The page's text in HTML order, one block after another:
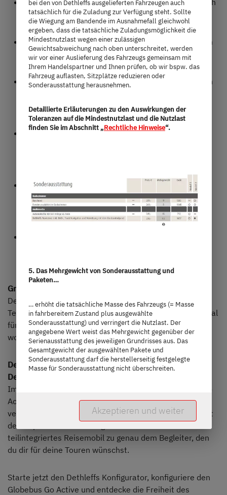
für enge Straßen
Komfortabler Grundriss: zwei Längs-Einzelbetten im
Heck und praktisches Schwenkbad
Active-Ausstattung serienmäßig: u. a. Fahrerhaus in
Serviceklappe zur Heckgarage
Stimmiges Interieur: helles Polsterdesign, indirekte
Gourmet-Küche: große Schubfächer, 2-Flamm-
Kocher, Warmwasser, 131-Liter-
Kompressorkühlschrank
Grundriss:
Der Globebus Go Active ist im Grundriss T 45 Active als
Teilintegrierter mit Längseinzelbetten erhältlich – optimal
für Paare, die kompakt reisen und dennoch großzügig
wohnen möchten.
Dein Weg zum perfekten Globebus Go Active: der
Dethleffs Konfigurator
Im Dethleffs Konfigurator stellst du deinen Globebus Go
Active Schritt für Schritt zusammen. Wähle alle
verfügbaren Optionen – und erhalte eine klare Übersicht
deiner persönlichen Konfiguration. So wird dein
teilintegriertes Reisemobil zu genau dem Begleiter, den
du dir für deine Touren wünschst.
Starte jetzt den Dethleffs Konfigurator, konfiguriere den
Globebus Go Active und entdecke die Freiheit des
bei den von Dethleffs ausgelieferten Fahrzeugen auch
tatsächlich für die Zuladung zur Verfügung steht. Sollte
die Wiegung am Bandende im Ausnahmefall gleichwohl
ergeben, dass die tatsächliche Zuladungsmöglichkeit die
Mindestnutzlast wegen einer zulässigen
Gewichtsabweichung nach oben unterschreitet, werden
wir vor einer Auslieferung des Fahrzeugs gemeinsam mit
Ihrem Handelspartner und Ihnen prüfen, ob wir bspw. das
Fahrzeug auflasten, Sitzplätze reduzieren oder
Sonderausstattung herausnehmen.
Detaillierte Erläuterungen zu den Auswirkungen der
Toleranzen auf die Mindestnutzlast und die Nutzlast
finden Sie im Abschnitt „Rechtliche Hinweise“.
5. Das Mehrgewicht von Sonderausstattung und
Paketen…
… erhöht die tatsächliche Masse des Fahrzeugs (= Masse
in fahrbereitem Zustand plus ausgewählte
Sonderausstattung) und verringert die Nutzlast. Der
angegebene Wert weist das Mehrgewicht gegenüber der
Serienausstattung des jeweiligen Grundrisses aus. Das
Gesamtgewicht der ausgewählten Pakete und
Sonderausstattung darf die herstellerseitig festgelegte
Masse für Sonderausstattung nicht überschreiten.
Akzeptieren und weiter